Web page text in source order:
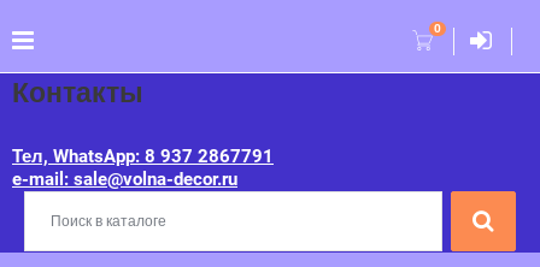
0
Контакты
Тел, WhatsApp: 8 937 2867791
e-mail: sale@volna-decor.ru